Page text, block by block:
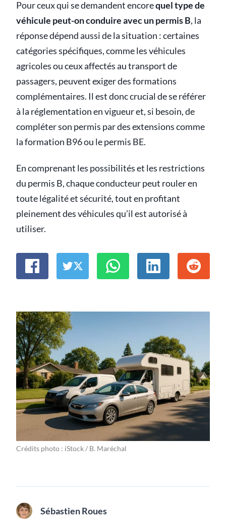
Pour ceux qui se demandent encorequel type de
véhicule peut-on conduire avec un permis B, la
réponse dépend aussi de la situation : certaines
catégories spécifiques, comme les véhicules
agricoles ou ceux affectés au transport de
passagers, peuvent exiger des formations
complémentaires. Il est donc crucial de se référer
à la réglementation en vigueur et, si besoin, de
compléter son permis par des extensions comme
la formation B96 ou le permis BE.
En comprenant les possibilités et les restrictions
du permis B, chaque conducteur peut rouler en
toute légalité et sécurité, tout en profitant
pleinement des véhicules qu’il est autorisé à
utiliser.
Crédits photo : iStock / B. Maréchal
Sébastien Roues